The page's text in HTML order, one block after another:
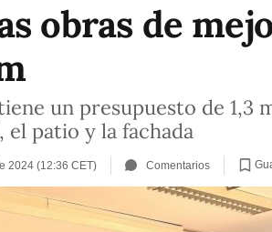
obras de
un presupuesto de 1,3
patio y la fachada
2024 (12:36 CET) Comentarios